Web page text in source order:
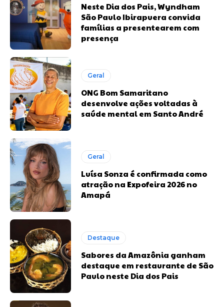
Neste Dia dos Pais, Wyndham
São Paulo Ibirapuera convida
famílias a presentearem com
presença
Geral
ONG Bom Samaritano
desenvolve ações voltadas à
saúde mental em Santo André
Geral
Luísa Sonza é confirmada como
atração na Expofeira 2026 no
Amapá
Destaque
Sabores da Amazônia ganham
destaque em restaurante de São
Paulo neste Dia dos Pais